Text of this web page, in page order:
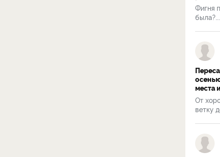
Фигня
была?...
места
От
ветку